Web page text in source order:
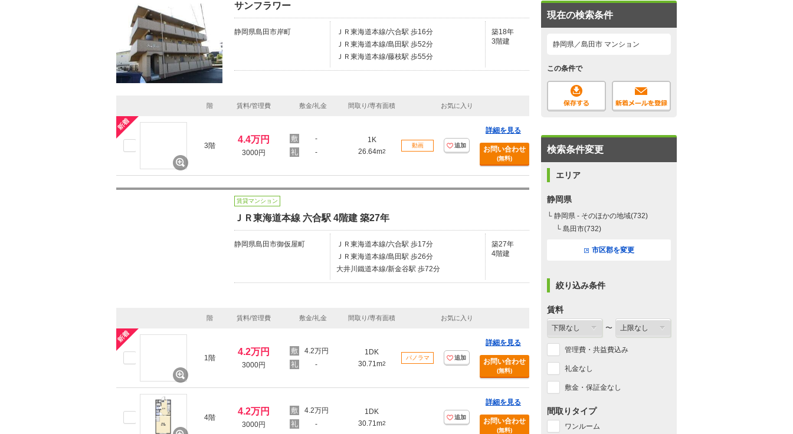
サンフラワー
静岡県島田市岸町
ＪＲ東海道本線/六合駅 歩16分
ＪＲ東海道本線/島田駅 歩52分
ＪＲ東海道本線/藤枝駅 歩55分
築18年
3階建
階 賃料/管理費 敷金/礼金 間取り/専有面積 お気に入り
3階
4.4万円
3000円
-
-
1K
26.64m2
動画 追加
詳細を見る
お問い合わせ
(無料)
賃貸マンション
ＪＲ東海道本線 六合駅 4階建 築27年
静岡県島田市御仮屋町
ＪＲ東海道本線/六合駅 歩17分
ＪＲ東海道本線/島田駅 歩26分
大井川鐵道本線/新金谷駅 歩72分
築27年
4階建
階 賃料/管理費 敷金/礼金 間取り/専有面積 お気に入り
1階
4.2万円
3000円
4.2万円
-
1DK
30.71m2
パノラマ 追加
詳細を見る
お問い合わせ
(無料)
4階
4.2万円
3000円
4.2万円
-
1DK
30.71m2
追加
詳細を見る
お問い合わせ
(無料)
現在の検索条件
静岡県／島田市 マンション
この条件で
検索条件変更
エリア
静岡県
└ 静岡県 - そのほかの地域(732)
└ 島田市(732)
市区郡を変更
絞り込み条件
賃料
〜
管理費・共益費込み
礼金なし
敷金・保証金なし
間取りタイプ
ワンルーム